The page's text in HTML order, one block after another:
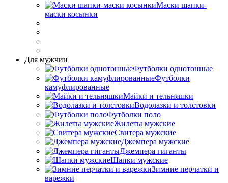
Маски шапки-
маски косынки
Для мужчин
Футболки однотонные
Футболки
камуфлированные
Майки и тельняшки
Водолазки и толстовки
Футболки поло
Жилеты мужские
Свитера мужские
Джемпера мужские
Джемпера гиганты
Шапки мужские
Зимние перчатки и
варежки